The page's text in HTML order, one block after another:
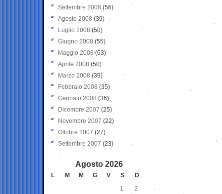
Settembre 2008 (56)
Agosto 2008 (39)
Luglio 2008 (50)
Giugno 2008 (55)
Maggio 2008(63)
Aprile 2008 (50)
Marzo 2008 (39)
Febbraio 2008 (35)
Gennaio 2008 (36)
Dicembre 2007 (25)
Novembre 2007 (22)
Ottobre 2007 (27)
Settembre 2007 (23)
Agosto 2026
L M M G V S
D
1
2